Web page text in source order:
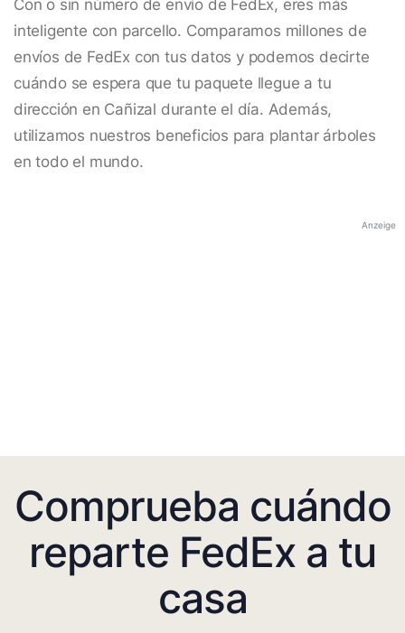
Con o sin número de envío de FedEx, eres más
inteligente con parcello. Comparamos millones de
envíos de FedEx con tus datos y podemos decirte
cuándo se espera que tu paquete llegue a tu
dirección en Cañizal durante el día. Además,
utilizamos nuestros beneficios para plantar árboles
en todo el mundo.
Anzeige
Comprueba cuándo
reparte FedEx a tu
casa